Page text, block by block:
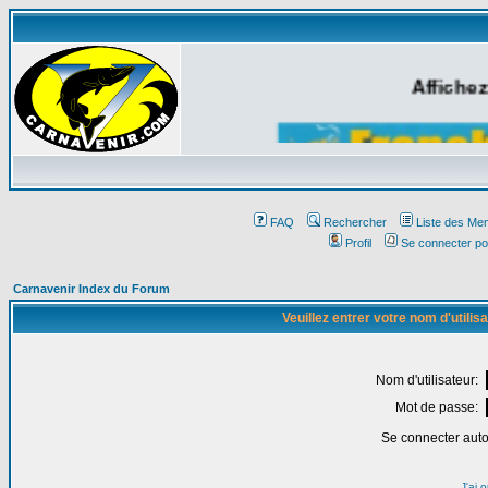
FAQ Rechercher
Liste des
Profil
Se connecter
Carnavenir Index du Forum
Veuillez entrer votre nom
Nom d'utilisateur:
Mot de passe:
Se connecter